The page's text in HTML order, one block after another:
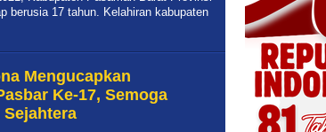
berusia 17 tahun. Kelahiran kabupaten
Mengucapkan
Ke-17, Semoga
Sejahtera